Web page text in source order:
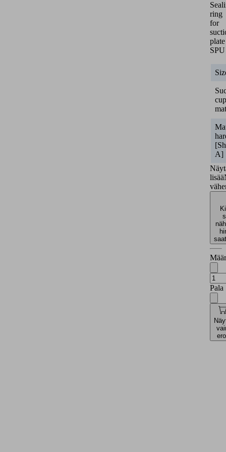
ring
for
plate
SPU
cup
A]
lisää
Pala